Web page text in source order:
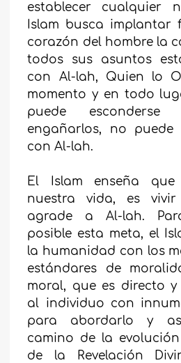
establecer cualquier
Islam busca implantar
corazón del hombre la
todos sus asuntos
con Al-lah, Quien lo
momento y en todo
puede
engañarlos, no puede
con Al-lah.
El Islam enseña
nuestra vida, es
agrade a Al-lah.
posible esta meta, el
la humanidad con los
estándares de
moral, que es directo y
al individuo con
para abordarlo y
camino de la
de la Revelación